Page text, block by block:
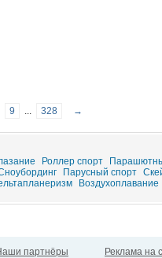
9 ... 328 →
Роллер спорт
Парусный спорт
Воздухоплавание
партнёры Реклама на